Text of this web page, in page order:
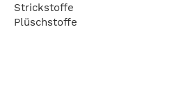
Strickstoffe
Plüschstoffe